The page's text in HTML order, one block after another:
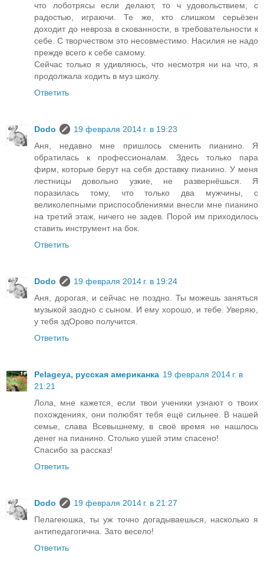
что лоботрясы если делают, то ч удовольствием, с
радостью, играючи. Те же, кто слишком серьёзен
доходит до невроза в скованности, в требовательности к
себе. С творчеством это несовместимо. Насилия не надо
прежде всего к себе самому.
Сейчас только я удивляюсь, что несмотря ни на что, я
продолжала ходить в муз школу.
Ответить
Dodo
19 февраля 2014 г. в 19:23
Аня, недавно мне пришлось сменить пианино. Я
обратилась к профессионалам. Здесь только пара
фирм, которые берут на себя доставку пианино. У меня
лестницы довольно узкие, не развернёшься. Я
поразилась тому, что только два мужчины, с
великолепными приспособлениями внесли мне пианино
на третий этаж, ничего не задев. Порой им приходилось
ставить инструмент на бок.
Ответить
Dodo
19 февраля 2014 г. в 19:24
Аня, дорогая, и сейчас не поздно. Ты можешь заняться
музыкой заодно с сыном. И ему хорошо, и тебе. Уверяю,
у тебя здОрово получится.
Ответить
Pelageya, русская американка 19 февраля 2014 г. в
21:21
Лола, мне кажется, если твои ученики узнают о твоих
похождениях, они полюбят тебя ещё сильнее. В нашей
семье, слава Всевышнему, в своё время не нашлось
денег на пианино. Столько ушей этим спасено!
Спасибо за рассказ!
Ответить
Dodo
19 февраля 2014 г. в 21:27
Пелагеюшка, ты уж точно догадываешься, насколько я
антипедагогична. Зато весело!
Ответить